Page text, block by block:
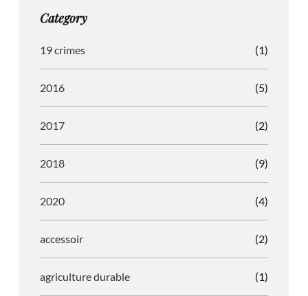
r
m
o
Category
19 crimes (1)
2016 (5)
2017 (2)
2018 (9)
2020 (4)
accessoir (2)
agriculture durable (1)